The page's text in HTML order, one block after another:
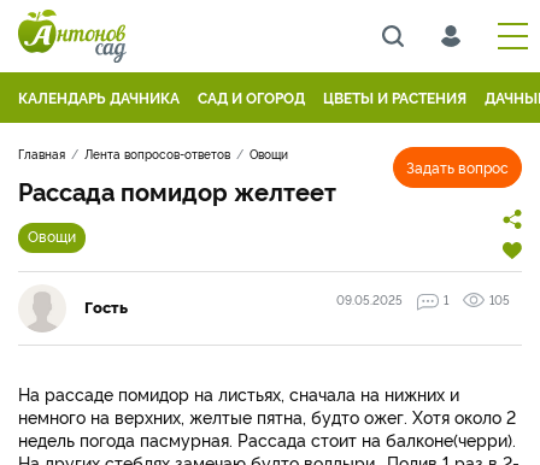
КАЛЕНДАРЬ ДАЧНИКА САД И ОГОРОД ЦВЕТЫ И РАСТЕНИЯ
Задать вопрос
Главная Лента вопросов-ответов Овощи
Рассада помидор желтеет
Овощи
Гость 09.05.2025 1 105
На рассаде помидор на листьях, сначала на нижних и
немного на верхних, желтые пятна, будто ожег. Хотя около 2
недель погода пасмурная. Рассада стоит на балконе(черри).